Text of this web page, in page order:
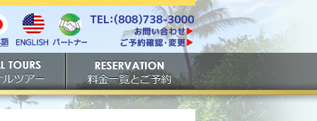
English パート
電話番号は808-738-
3000。ファックスは808-
738-3001。
https://www.tachibana.com/contact/
ご予約確認・変更
ご予約